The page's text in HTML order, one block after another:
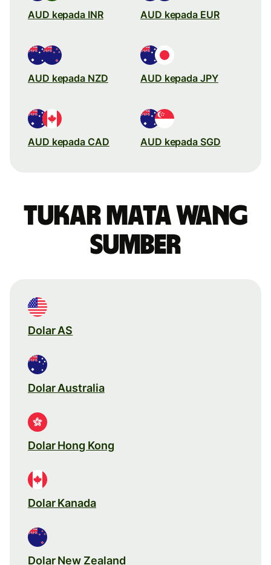
AUD kepada INR AUD kepada EUR
AUD kepada NZD AUD kepada JPY
AUD kepada CAD AUD kepada SGD
Tukar mata wang
sumber
Dolar AS
Dolar Australia
Dolar Hong Kong
Dolar Kanada
Dolar New Zealand